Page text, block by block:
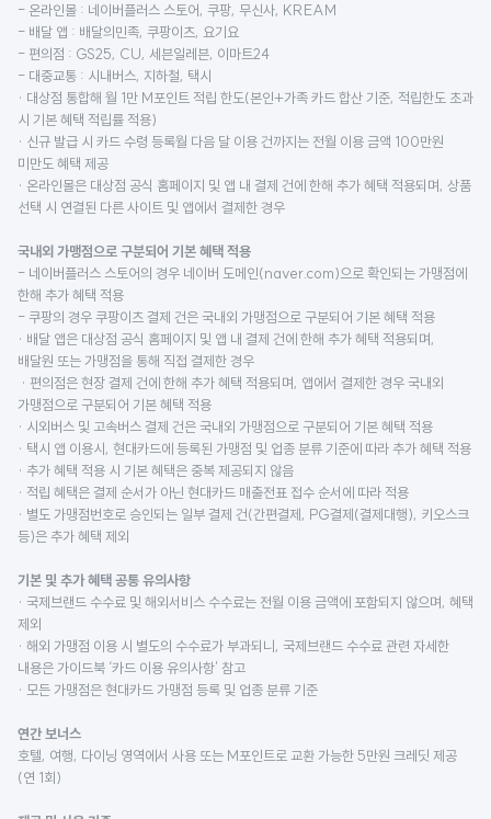
- 온라인몰 : 네이버플러스 스토어, 쿠팡, 무신사, KREAM
- 배달 앱 : 배달의민족, 쿠팡이츠, 요기요
- 편의점 : GS25, CU, 세븐일레븐, 이마트24
- 대중교통 : 시내버스, 지하철, 택시
· 대상점 통합해 월 1만 M포인트 적립 한도(본인+가족 카드 합산 기준, 적립한도 초과
시 기본 혜택 적립률 적용)
· 신규 발급 시 카드 수령 등록월 다음 달 이용 건까지는 전월 이용 금액 100만원
미만도 혜택 제공
· 온라인몰은 대상점 공식 홈페이지 및 앱 내 결제 건에 한해 추가 혜택 적용되며, 상품
선택 시 연결된 다른 사이트 및 앱에서 결제한 경우
국내외 가맹점으로 구분되어 기본 혜택 적용
- 네이버플러스 스토어의 경우 네이버 도메인(naver.com)으로 확인되는 가맹점에
한해 추가 혜택 적용
- 쿠팡의 경우 쿠팡이츠 결제 건은 국내외 가맹점으로 구분되어 기본 혜택 적용
· 배달 앱은 대상점 공식 홈페이지 및 앱 내 결제 건에 한해 추가 혜택 적용되며,
배달원 또는 가맹점을 통해 직접 결제한 경우
· 편의점은 현장 결제 건에 한해 추가 혜택 적용되며, 앱에서 결제한 경우 국내외
가맹점으로 구분되어 기본 혜택 적용
· 시외버스 및 고속버스 결제 건은 국내외 가맹점으로 구분되어 기본 혜택 적용
· 택시 앱 이용시, 현대카드에 등록된 가맹점 및 업종 분류 기준에 따라 추가 혜택 적용
· 추가 혜택 적용 시 기본 혜택은 중복 제공되지 않음
· 적립 혜택은 결제 순서가 아닌 현대카드 매출전표 접수 순서에 따라 적용
· 별도 가맹점번호로 승인되는 일부 결제 건(간편결제, PG결제(결제대행), 키오스크
등)은 추가 혜택 제외
기본 및 추가 혜택 공통 유의사항
· 국제브랜드 수수료 및 해외서비스 수수료는 전월 이용 금액에 포함되지 않으며, 혜택
제외
· 해외 가맹점 이용 시 별도의 수수료가 부과되니, 국제브랜드 수수료 관련 자세한
내용은 가이드북 ‘카드 이용 유의사항’ 참고
· 모든 가맹점은 현대카드 가맹점 등록 및 업종 분류 기준
연간 보너스
호텔, 여행, 다이닝 영역에서 사용 또는 M포인트로 교환 가능한 5만원 크레딧 제공
(연 1회)